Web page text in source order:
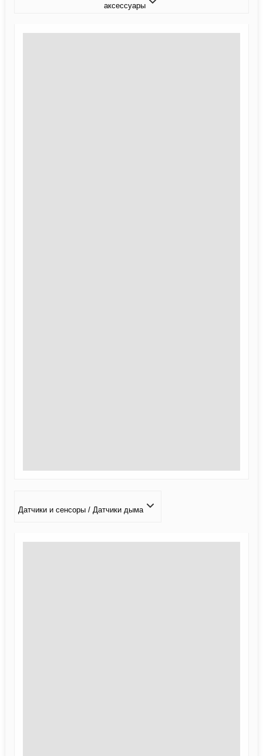
аксессуары
Датчики и сенсоры / Датчики дыма